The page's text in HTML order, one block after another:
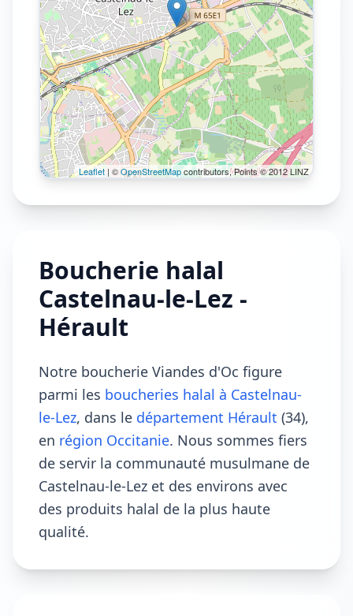
Leaflet | ©OpenStreetMapcontributors, Points © 2012 LINZ
Boucherie halal
Castelnau-le-Lez -
Hérault
Notre boucherie Viandes d'Oc figure
parmi les boucheries halal à Castelnau-
le-Lez, dans le département Hérault (34),
en région Occitanie. Nous sommes fiers
de servir la communauté musulmane de
Castelnau-le-Lez et des environs avec
des produits halal de la plus haute
qualité.